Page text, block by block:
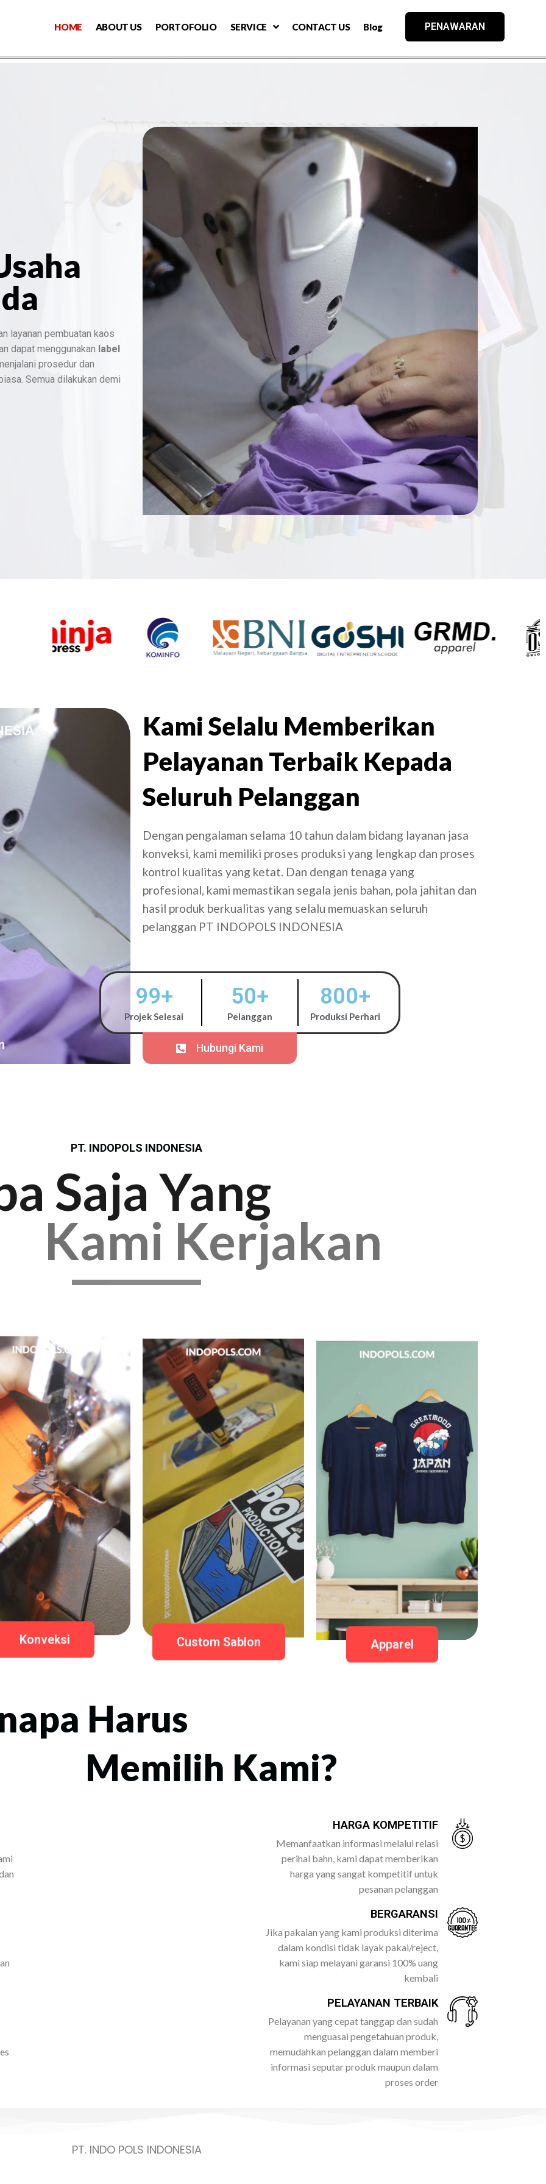
HOME ABOUT US PORTOFOLIO SERVICE CONTACT US Blog PENAWARAN
layanan pembuatan kaos
dapat menggunakan label
prosedur dan
Semua dilakukan demi
Kami Selalu Memberikan
Pelayanan Terbaik Kepada
Seluruh Pelanggan
Dengan pengalaman selama 10 tahun dalam bidang layanan jasa
konveksi, kami memiliki proses produksi yang lengkap dan proses
kontrol kualitas yang ketat. Dan dengan tenaga yang
profesional, kami memastikan segala jenis bahan, pola jahitan dan
hasil produk berkualitas yang selalu memuaskan seluruh
pelanggan PT INDOPOLS INDONESIA
Hubungi Kami
99+
Projek Selesai
50+
Pelanggan
800+
Produksi Perhari
PT. INDOPOLS INDONESIA
Saja Yang
Kami Kerjakan
Konveksi Custom Sablon Apparel
Harus
Memilih Kami?
HARGA KOMPETITIF
Memanfaatkan informasi melalui relasi
perihal bahn, kami dapat memberikan
harga yang sangat kompetitif untuk
pesanan pelanggan
BERGARANSI
Jika pakaian yang kami produksi diterima
dalam kondisi tidak layak pakai/reject,
kami siap melayani garansi 100% uang
kembali
PELAYANAN TERBAIK
Pelayanan yang cepat tanggap dan sudah
menguasai pengetahuan produk,
memudahkan pelanggan dalam memberi
informasi seputar produk maupun dalam
proses order
PT. INDO POLS INDONESIA